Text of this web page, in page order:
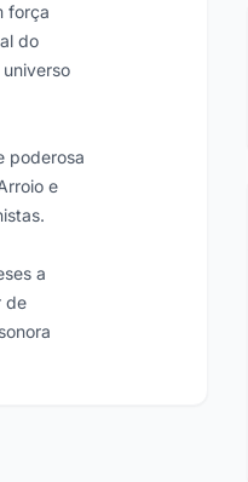
força
do
poderosa
e
a
de